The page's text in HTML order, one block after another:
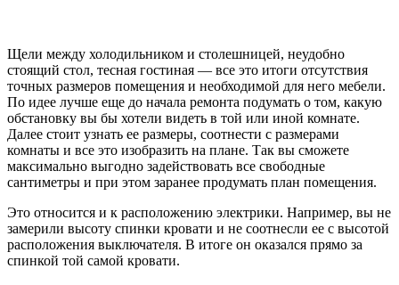
Щели между холодильником и столешницей, неудобно
стоящий стол, тесная гостиная — все это итоги отсутствия
точных размеров помещения и необходимой для него мебели.
По идее лучше еще до начала ремонта подумать о том, какую
обстановку вы бы хотели видеть в той или иной комнате.
Далее стоит узнать ее размеры, соотнести с размерами
комнаты и все это изобразить на плане. Так вы сможете
максимально выгодно задействовать все свободные
сантиметры и при этом заранее продумать план помещения.
Это относится и к расположению электрики. Например, вы не
замерили высоту спинки кровати и не соотнесли ее с высотой
расположения выключателя. В итоге он оказался прямо за
спинкой той самой кровати.